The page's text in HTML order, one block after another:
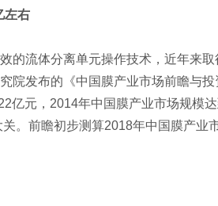
右
流体分离单元操作技术，近年来取
院发布的《中国膜产业市场前瞻与
亿元，2014年中国膜产业市场规模
。前瞻初步测算2018年中国膜产业